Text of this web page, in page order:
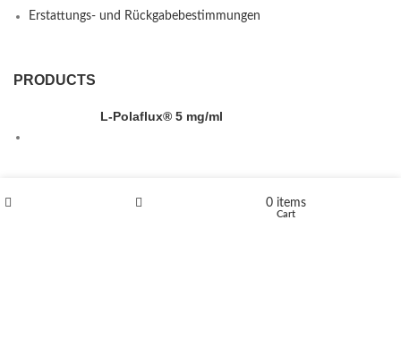
Erstattungs- und Rückgabebestimmungen
PRODUCTS
L-Polaflux® 5 mg/ml
Levomethadone L-Poladdict 20 mg 98 Tab
0 items
Cart